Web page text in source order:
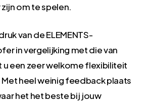
om te spelen.
van de ELEMENTS-
in vergelijking met die van
een zeer welkome flexibiliteit
heel weinig feedback plaats
het het beste bij jouw